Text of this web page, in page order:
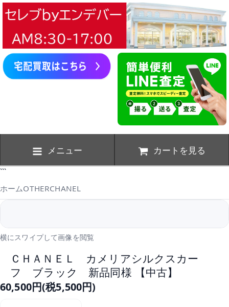
メニュー カートを見る
```
ホームOTHERCHANEL
横にスワイプして画像を閲覧
ＣＨＡＮＥＬ カメリアシルクスカー
フ ブラック 新品同様 【中古】
60,500円(税5,500円)